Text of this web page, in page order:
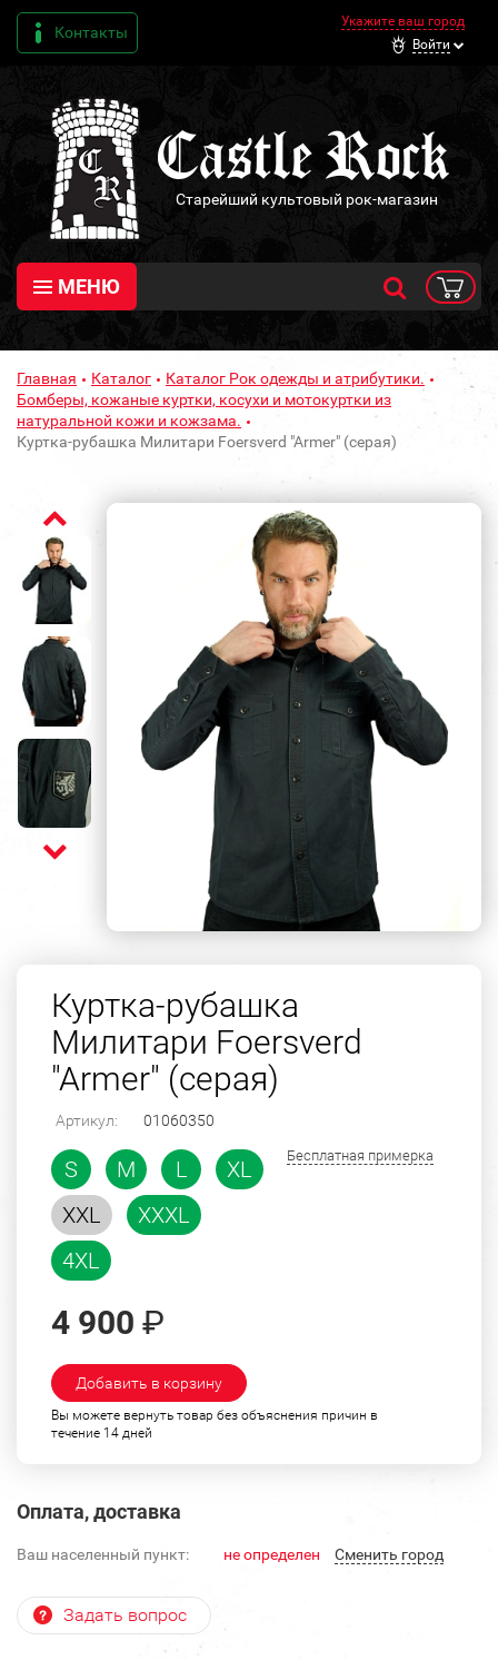
Контакты
Укажите ваш город
Войти
Старейший культовый рок-магазин
МЕНЮ
Главная Каталог
Каталог Рок одежды и атрибутики.
Бомберы, кожаные куртки, косухи и мотокуртки из
натуральной кожи и кожзама.
Куртка-рубашка Милитари Foersverd "Armer" (серая)
Куртка-рубашка
Милитари Foersverd
"Armer" (серая)
Артикул: 01060350
S M L
XL
XXL
XXXL
4XL
Бесплатная примерка
4 900 ₽
Добавить в корзину
Вы можете вернуть товар без объяснения причин в
течение 14 дней
Оплата, доставка
Ваш населенный пункт: не определен Cменить город
Задать вопрос